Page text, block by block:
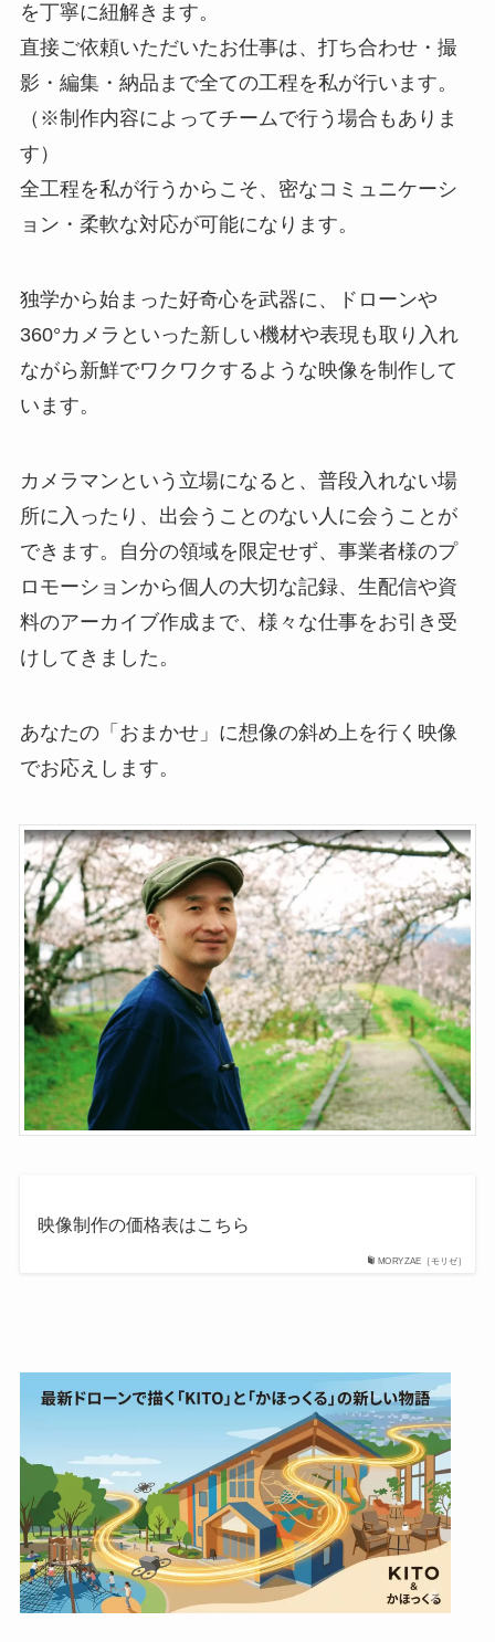
を丁寧に紐解きます。
直接ご依頼いただいたお仕事は、打ち合わせ・撮
影・編集・納品まで全ての工程を私が行います。
（※制作内容によってチームで行う場合もありま
す）
全工程を私が行うからこそ、密なコミュニケーシ
ョン・柔軟な対応が可能になります。
独学から始まった好奇心を武器に、ドローンや
360°カメラといった新しい機材や表現も取り入れ
ながら新鮮でワクワクするような映像を制作して
います。
カメラマンという立場になると、普段入れない場
所に入ったり、出会うことのない人に会うことが
できます。自分の領域を限定せず、事業者様のプ
ロモーションから個人の大切な記録、生配信や資
料のアーカイブ作成まで、様々な仕事をお引き受
けしてきました。
あなたの「おまかせ」に想像の斜め上を行く映像
でお応えします。
MORYZAE［モリゼ］
映像制作の価格表はこちら